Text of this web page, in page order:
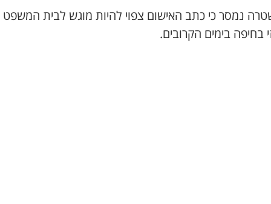
נמסר כי ​כתב האישום צפוי להיות מוגש לבית המשפט
בחיפה בימים הקרובים.